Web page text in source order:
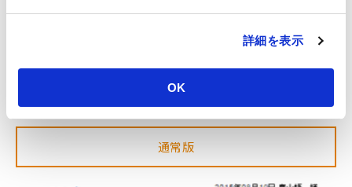
詳細を表示
OK
通常版